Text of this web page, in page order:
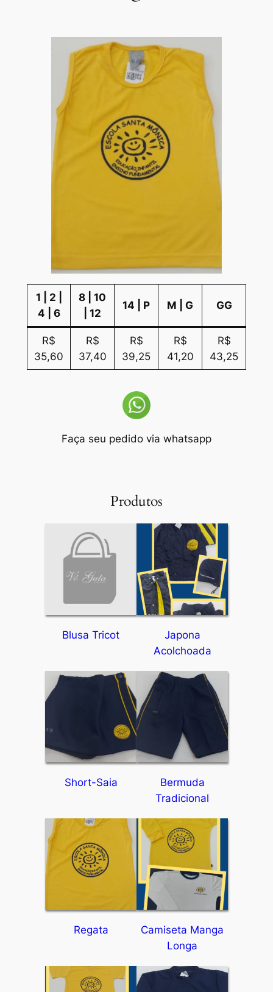
1 | 2 |
4 | 6
8 | 10
| 12
14 | P M | G GG
R$
35,60
R$
37,40
R$
39,25
R$
41,20
R$
43,25
Faça seu pedido via whatsapp
Produtos
Blusa Tricot
Japona
Acolchoada
Short-Saia
Bermuda
Tradicional
Regata
Camiseta Manga
Longa